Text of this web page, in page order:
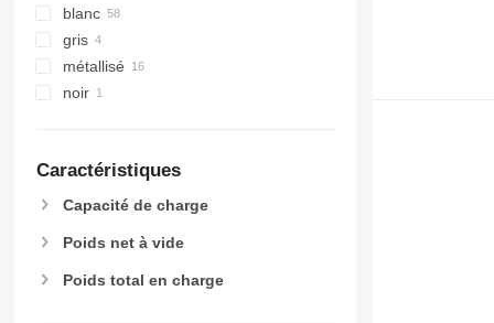
blanc
gris
métallisé
noir
Caractéristiques
Capacité de charge
Poids net à vide
Poids total en charge